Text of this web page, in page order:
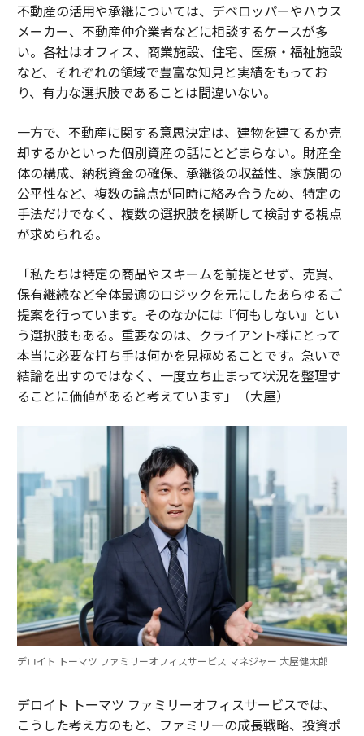
不動産の活用や承継については、デベロッパーやハウス
メーカー、不動産仲介業者などに相談するケースが多
い。各社はオフィス、商業施設、住宅、医療・福祉施設
など、それぞれの領域で豊富な知見と実績をもってお
り、有力な選択肢であることは間違いない。
一方で、不動産に関する意思決定は、建物を建てるか売
却するかといった個別資産の話にとどまらない。財産全
体の構成、納税資金の確保、承継後の収益性、家族間の
公平性など、複数の論点が同時に絡み合うため、特定の
手法だけでなく、複数の選択肢を横断して検討する視点
が求められる。
「私たちは特定の商品やスキームを前提とせず、売買、
保有継続など全体最適のロジックを元にしたあらゆるご
提案を行っています。そのなかには『何もしない』とい
う選択肢もある。重要なのは、クライアント様にとって
本当に必要な打ち手は何かを見極めることです。急いで
結論を出すのではなく、一度立ち止まって状況を整理す
ることに価値があると考えています」（大屋）
デロイト トーマツ ファミリーオフィスサービス マネジャー 大屋健太郎
デロイト トーマツ ファミリーオフィスサービスでは、
こうした考え方のもと、ファミリーの成長戦略、投資ポ